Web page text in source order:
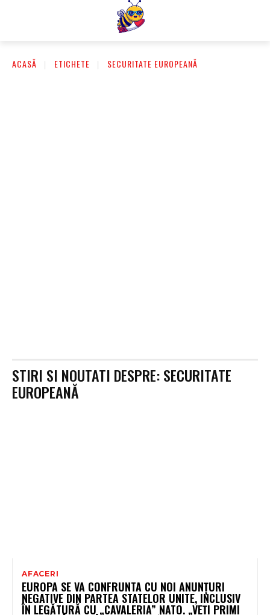
ACASĂ ETICHETE SECURITATE EUROPEANĂ
STIRI SI NOUTATI DESPRE:SECURITATE
EUROPEANĂ
AFACERI
EUROPA SE VA CONFRUNTA CU NOI ANUNȚURI
NEGATIVE DIN PARTEA STATELOR UNITE, INCLUSIV
ÎN LEGĂTURĂ CU „CAVALERIA” NATO. „VEȚI PRIMI